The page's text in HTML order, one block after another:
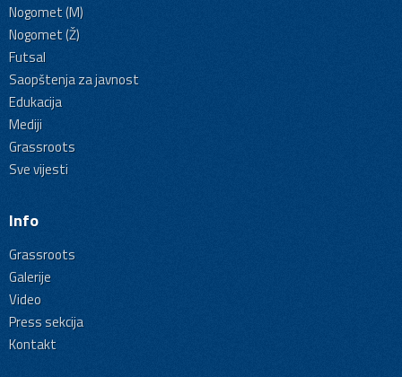
Nogomet (M)
Nogomet (Ž)
Futsal
Saopštenja za javnost
Edukacija
Mediji
Grassroots
Sve vijesti
Info
Grassroots
Galerije
Video
Press sekcija
Kontakt